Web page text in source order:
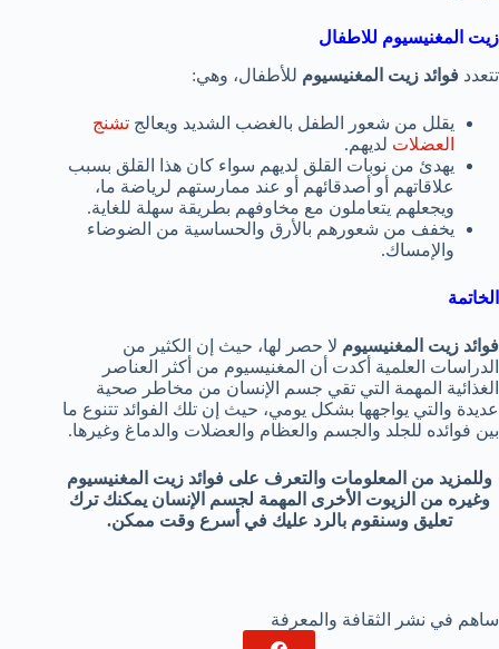
زيت المغنيسيوم للاطفال
تتعدد فوائد زيت المغنيسيوم للأطفال، وهي:
يقلل من شعور الطفل بالغضب الشديد ويعالج تشنج
العضلات لديهم.
يهدئ من نوبات القلق لديهم سواء كان هذا القلق بسبب
علاقاتهم أو أصدقائهم أو عند ممارستهم لرياضة ما،
ويجعلهم يتعاملون مع مخاوفهم بطريقة سهلة للغاية.
يخفف من شعورهم بالأرق والحساسية من الضوضاء
والإمساك.
الخاتمة
فوائد زيت المغنيسيوم لا حصر لها، حيث إن الكثير من
الدراسات العلمية أكدت أن المغنيسيوم من أكثر العناصر
الغذائية المهمة التي تقي جسم الإنسان من مخاطر صحية
عديدة والتي يواجهها بشكل يومي، حيث إن تلك الفوائد تتنوع ما
بين فوائده للجلد والجسم والعظام والعضلات والدماغ وغيرها.
وللمزيد من المعلومات والتعرف على فوائد زيت المغنيسيوم
وغيره من الزيوت الأخرى المهمة لجسم الإنسان يمكنك ترك
تعليق وسنقوم بالرد عليك في أسرع وقت ممكن.
ساهم في نشر الثقافة والمعرفة